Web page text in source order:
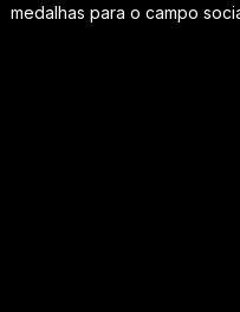
medalhas para o campo